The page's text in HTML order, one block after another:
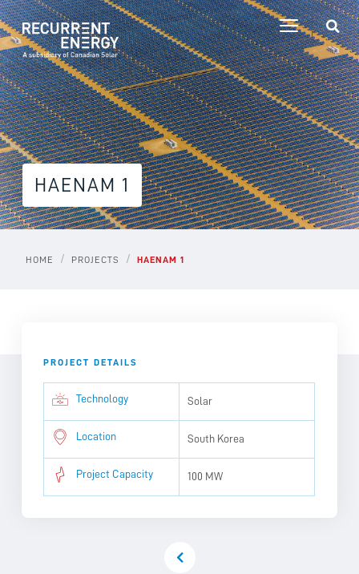
HAENAM 1
HOME / PROJECTS / HAENAM 1
PROJECT DETAILS
Technology Solar
Location South Korea
Project Capacity 100 MW